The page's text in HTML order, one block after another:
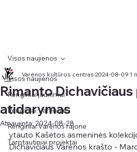
Visos naujienos
Renginiai jaunimui
Renginiai Varėnoje
Renginiai Varėnos rajone
Tarptautiniai projektai
Visos naujienos
Rimanto
atidarymas
Varėnos kultūros centras 2024-08-09 1
Atnaujinta:2024-08-28
ytauto Kašėtos asmeninės
Dichavičiaus Varėnos krašto -